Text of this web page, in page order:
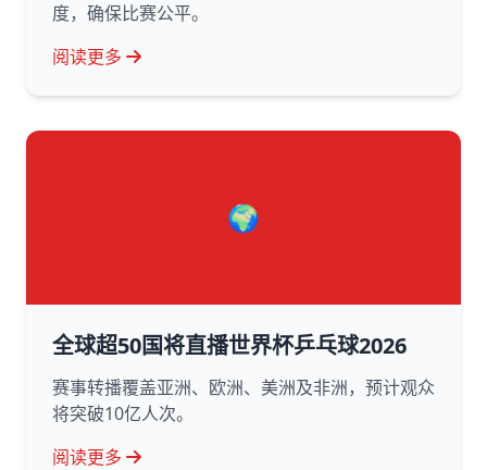
度，确保比赛公平。
阅读更多
🌍
全球超50国将直播世界杯乒乓球2026
赛事转播覆盖亚洲、欧洲、美洲及非洲，预计观众
将突破10亿人次。
阅读更多